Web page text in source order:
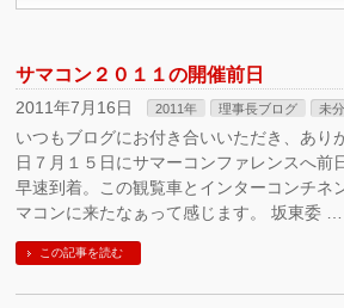
サマコン２０１１の開催前日
2011年7月16日 2011年 理事長ブログ 未
いつもブログにお付き合いいただき、あり
日７月１５日にサマーコンファレンスへ前
早速到着。この観覧車とインターコンチネ
マコンに来たなぁって感じます。 坂東委 …
この記事を読む